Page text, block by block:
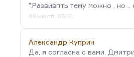
".Развивпть тему можно , но ..
09 июля, 03:01
Александр Куприн
Да, я согласна с вами,